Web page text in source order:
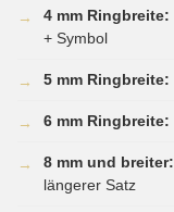
→ 4 mm Ringbreite:
+ Symbol
→ 5 mm Ringbreite:
→ 6 mm Ringbreite:
→ 8 mm und breiter:
längerer Satz